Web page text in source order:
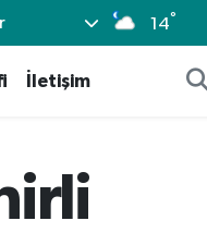
14°
İletişim